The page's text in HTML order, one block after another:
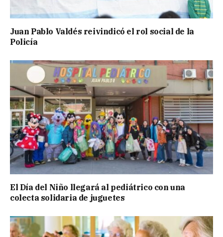
Juan Pablo Valdés reivindicó el rol social de la
Policía
El Día del Niño llegará al pediátrico con una
colecta solidaria de juguetes